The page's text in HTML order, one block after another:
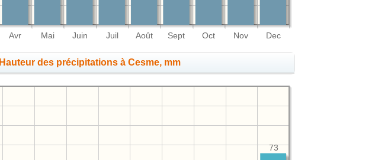
Avr Mai Juin Juil Août Sept Oct Nov Dec
Hauteur des précipitations à Cesme, mm
73